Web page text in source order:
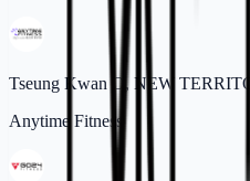
Tseung Kwan O, NEW
Anytime Fitness